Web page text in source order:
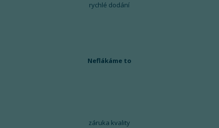
rychlé dodání
Neflákáme to
záruka kvality